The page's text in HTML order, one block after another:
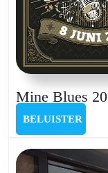
Mine Blues
BELUISTER